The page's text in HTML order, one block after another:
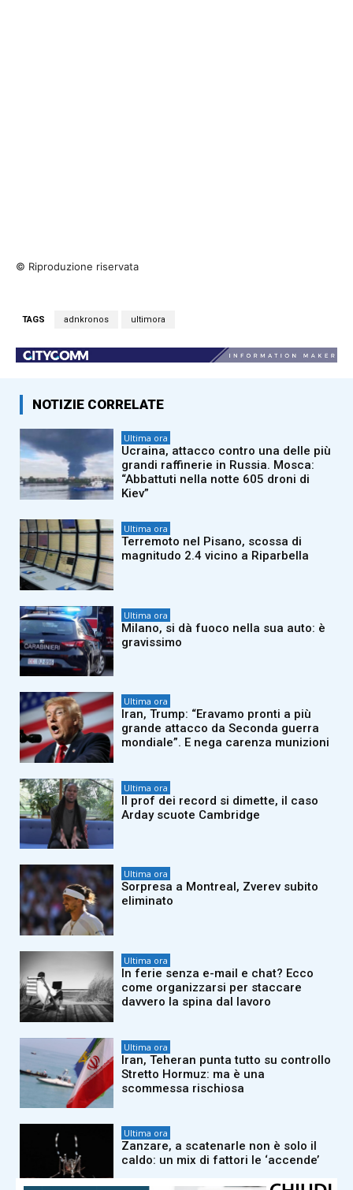
© Riproduzione riservata
TAGS adnkronos ultimora
NOTIZIE CORRELATE
Ultima ora
Ucraina, attacco contro una delle più
grandi raffinerie in Russia. Mosca:
“Abbattuti nella notte 605 droni di
Kiev”
Ultima ora
Terremoto nel Pisano, scossa di
magnitudo 2.4 vicino a Riparbella
Ultima ora
Milano, si dà fuoco nella sua auto: è
gravissimo
Ultima ora
Iran, Trump: “Eravamo pronti a più
grande attacco da Seconda guerra
mondiale”. E nega carenza munizioni
Ultima ora
Il prof dei record si dimette, il caso
Arday scuote Cambridge
Ultima ora
Sorpresa a Montreal, Zverev subito
eliminato
Ultima ora
In ferie senza e-mail e chat? Ecco
come organizzarsi per staccare
davvero la spina dal lavoro
Ultima ora
Iran, Teheran punta tutto su controllo
Stretto Hormuz: ma è una
scommessa rischiosa
Ultima ora
Zanzare, a scatenarle non è solo il
caldo: un mix di fattori le ‘accende’